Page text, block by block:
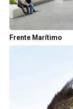
Frente Marítimo